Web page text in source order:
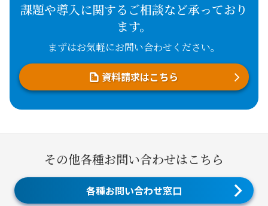
課題や導入に関するご相談など承っており
ます。
まずはお気軽にお問い合わせください。
資料請求はこちら
その他各種お問い合わせはこちら
各種お問い合わせ窓口